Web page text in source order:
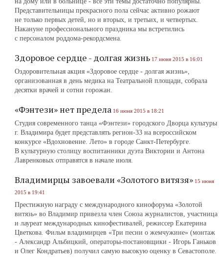
Представительницы прекрасного пола сейчас активно рожают
не только первых детей, но и вторых, и третьих, и четвертых.
Накануне профессионального праздника мы встретились
с персоналом роддома-рекордсмена.
Здоровое сердце - долгая жизнь 17 июня 2015 в 16:01
Оздоровительная акция «Здоровое сердце - долгая жизнь»,
организованная в день медика на Театральной площади, собрала
десятки врачей и сотни горожан.
«Фэнтези» нет предела 16 июня 2015 в 18:21
Студия современного танца «Фэнтези» городского Дворца культуры
г. Владимира будет представлять регион-33 на всероссийском
конкурсе «Вдохновение. Лето» в городе Санкт-Петербурге.
В культурную столицу воспитанники дуэта Виктории и Антона
Лавренковых отправятся в начале июля.
Владимирцы завоевали «Золотого витязя» 15 июня
2015 в 19:41
Престижную награду с международного кинофорума «Золотой
витязь» во Владимир привезла член Союза журналистов, участница
и лауреат международных кинофестивалей, режиссер Екатерина
Цветкова. Фильм владимирцев «Три песни о жемчужине» (монтаж
- Александр Альбицкий, операторы-постановщики - Игорь Ганьков
и Олег Кондратьев) получил самую высокую оценку в Севастополе.